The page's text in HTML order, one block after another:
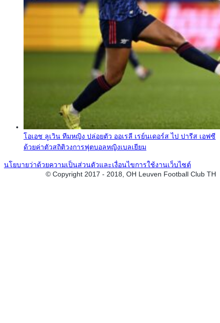
โอเอช ลูเวิน ทีมหญิง ปล่อยตัว ออเรลี เรย์นเดอร์ส ไป ปารีส เอฟซี
ด้วยค่าตัวสถิติวงการฟุตบอลหญิงเบลเยียม
นโยบายว่าด้วยความเป็นส่วนตัวและเงื่อนไขการใช้งานเว็บไซต์
© Copyright 2017 - 2018, OH Leuven Football Club TH